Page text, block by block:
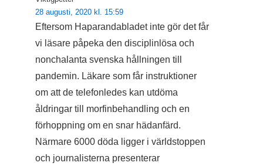
28 augusti, 2020 kl. 15:59
Eftersom Haparandabladet inte gör det får
vi läsare påpeka den disciplinlösa och
nonchalanta svenska hållningen till
pandemin. Läkare som får instruktioner
om att de telefonledes kan utdöma
åldringar till morfinbehandling och en
förhoppning om en snar hädanfärd.
Närmare 6000 döda ligger i världstoppen
och journalisterna presenterar